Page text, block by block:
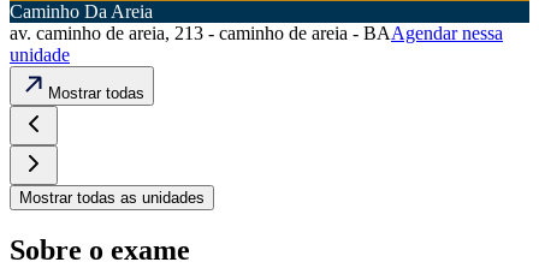
Caminho Da Areia
av. caminho de areia, 213 - caminho de areia - BAAgendar nessa
unidade
Mostrar todas
Mostrar todas as unidades
Sobre o exame